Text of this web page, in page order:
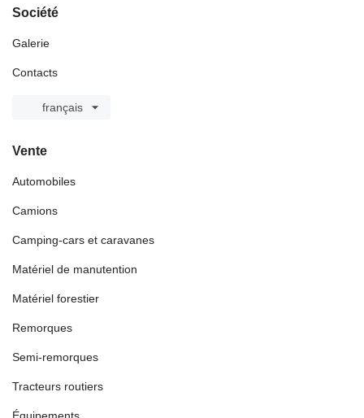
Société
Galerie
Contacts
français
Vente
Automobiles
Camions
Camping-cars et caravanes
Matériel de manutention
Matériel forestier
Remorques
Semi-remorques
Tracteurs routiers